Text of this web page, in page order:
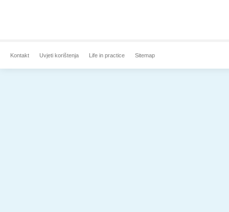
Kontakt Uvjeti korištenja Life in practice Sitemap